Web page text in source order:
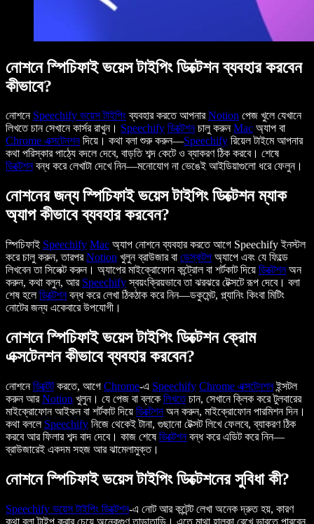
নোশনে স্পিচিফাই ভয়েস টাইপিং ডিক্টেশন ব্যবহার করবেন
কীভাবে?
নোশনে Speechify ভয়েস টাইপিংব্যবহার করতে আপনারNotion পেজ খুলে যেখানে
লিখতে চান সেখানে কার্সর রাখুন। Speechify ডিক্টেশনচালু করুনMac অ্যাপ বা
Chrome এক্সটেনশনদিয়ে। কথা বলা শুরু করুন—Speechify রিয়েল টাইমে আপনার
কথা পরিস্কার পাঠ্যে বদলে দেবে, বাড়তি শব্দ কেটে ও ব্যাকরণ ঠিক করবে। শেষে
ডিক্টেশনবন্ধ করে লেখাটা দেখে নিন—মনোযোগ না ভেঙেই আইডিয়াগুলো ধরে ফেলুন।
নোশনের জন্য স্পিচিফাই ভয়েস টাইপিং ডিক্টেশন ম্যাক
অ্যাপ কীভাবে ব্যবহার করবেন?
স্পিচিফাই Speechify Mac অ্যাপ নোশনে ব্যবহার করতে আগে Speechify ইনস্টল
করে চালু করুন, তারপরNotion খুলুন ব্রাউজার বা ডেস্কটপ অ্যাপে এবং যে ফিল্ডে
লিখবেন তা সিলেক্ট করুন। অ্যাপের মাইক্রোফোন কন্ট্রোল বা শর্টকাট দিয়ে ডিক্টেশনঅন
করুন, কথা বলুন, আর Speechifyস্বয়ংক্রিয়ভাবে তা ঝরঝরে টেক্সটে রূপ দেবে। বলা
শেষ হলেডিক্টেশনবন্ধ করে লেখা ঠিকঠাক করে নিন—ডকুমেন্ট, প্ল্যানিং কিংবা মিটিং
নোটের জন্য একেবারে উপযোগী।
নোশনে স্পিচিফাই ভয়েস টাইপিং ডিক্টেশন ক্রোম
এক্সটেনশন কীভাবে ব্যবহার করবেন?
নোশনেডিক্টেটকরতে, আগে Chrome-এ Speechify Chrome এক্সটেনশনইন্সটল
করুন আরNotion খুলুন। যে পেজ বা ব্লকে লিখতেচান, সেখানে ক্লিক করে টুলবারের
মাইক্রোফোন আইকন বা শর্টকাট দিয়ে ডিক্টেশনঅন করুন, মাইক্রোফোন পারমিশন দিন।
কথা বললে Speechify নিজে থেকেই টানা, গুছানো টেক্সট লিখে ফেলবে, ব্যাকরণ ঠিক
করবে আর ফিলার শব্দ বাদ দেবে। কাজ শেষেডিক্টেশনবন্ধ করে এডিট করে নিন—
ব্রাউজারেই একদম সহজ আর ঝামেলামুক্ত।
নোশনে স্পিচিফাই ভয়েস টাইপিং ডিক্টেশনের সুবিধা কী?
Speechify ভয়েস টাইপিং ডিক্টেশন-এ নোট আর কন্টেন্ট লেখা অনেক দ্রুত হয়, কারণ
কথা বলা টাইপ করার চেয়ে অনেকগুণ তাড়াতাড়ি। এতে মাথা হালকা রেখে ভাবতে পারবেন,